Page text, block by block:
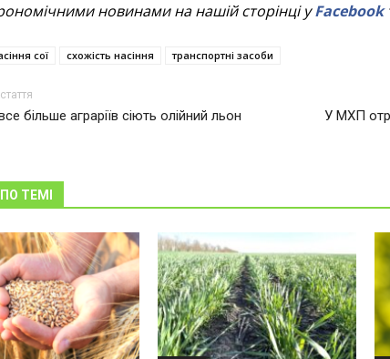
новинами на нашій сторінці уFacebook
сої схожість насіння транспортні засоби
більше аграріїв сіють олійний льон
У МХП
ТЕМІ